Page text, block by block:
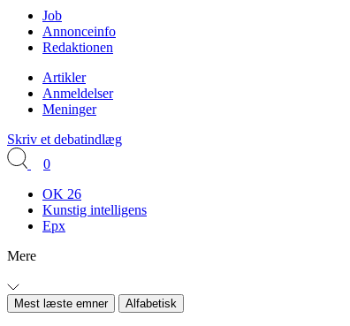
Job
Annonceinfo
Redaktionen
Artikler
Anmeldelser
Meninger
Skriv et debatindlæg
0
OK 26
Kunstig intelligens
Epx
Mere
Mest læste emner Alfabetisk